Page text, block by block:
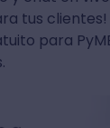
tus clientes!
para